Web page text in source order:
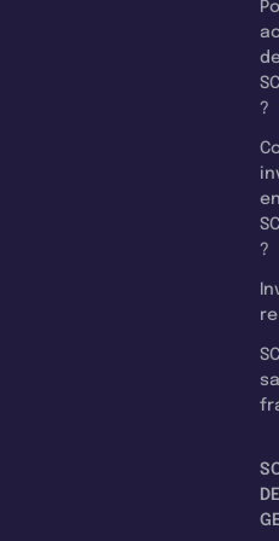
?
?
DE